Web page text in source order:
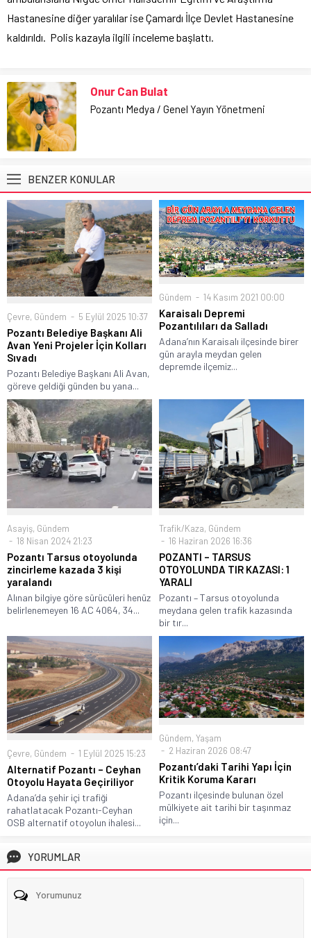
Hastanesine diğer yaralılar ise Çamardı İlçe Devlet Hastanesine
kaldırıldı. Polis kazayla ilgili inceleme başlattı.
Onur Can Bulat
Pozantı Medya / Genel Yayın Yönetmeni
BENZER KONULAR
Çevre, Gündem 5 Eylül 2025 10:37
Pozantı Belediye Başkanı Ali
Avan Yeni Projeler İçin Kolları
Sıvadı
Pozantı Belediye Başkanı Ali Avan,
göreve geldiği günden bu yana...
Gündem 14 Kasım 2021 00:00
Karaisalı Depremi
Pozantılıları da Salladı
Adana’nın Karaisalı ilçesinde birer
gün arayla meydan gelen
depremde ilçemiz...
Asayiş, Gündem
18 Nisan 2024 21:23
Pozantı Tarsus otoyolunda
zincirleme kazada 3 kişi
yaralandı
Alınan bilgiye göre sürücüleri henüz
belirlenemeyen 16 AC 4064, 34...
Trafik/Kaza, Gündem
16 Haziran 2026 16:36
POZANTI – TARSUS
OTOYOLUNDA TIR KAZASI: 1
YARALI
Pozantı – Tarsus otoyolunda
meydana gelen trafik kazasında
bir tır...
Çevre, Gündem 1 Eylül 2025 15:23
Alternatif Pozantı – Ceyhan
Otoyolu Hayata Geçiriliyor
Adana’da şehir içi trafiği
rahatlatacak Pozantı-Ceyhan
OSB alternatif otoyolun ihalesi...
Gündem, Yaşam
2 Haziran 2026 08:47
Pozantı’daki Tarihi Yapı İçin
Kritik Koruma Kararı
Pozantı ilçesinde bulunan özel
mülkiyete ait tarihi bir taşınmaz
için...
YORUMLAR